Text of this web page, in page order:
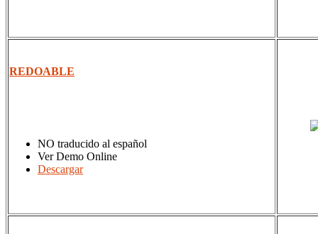
REDOABLE
NO traducido al español
Ver Demo Online
Descargar